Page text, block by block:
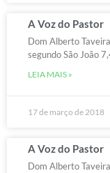
A Voz do Pastor
Dom Alberto
segundo São João
LEIA MAIS »
17 de março de 2018
A Voz do Pastor
Dom Alberto